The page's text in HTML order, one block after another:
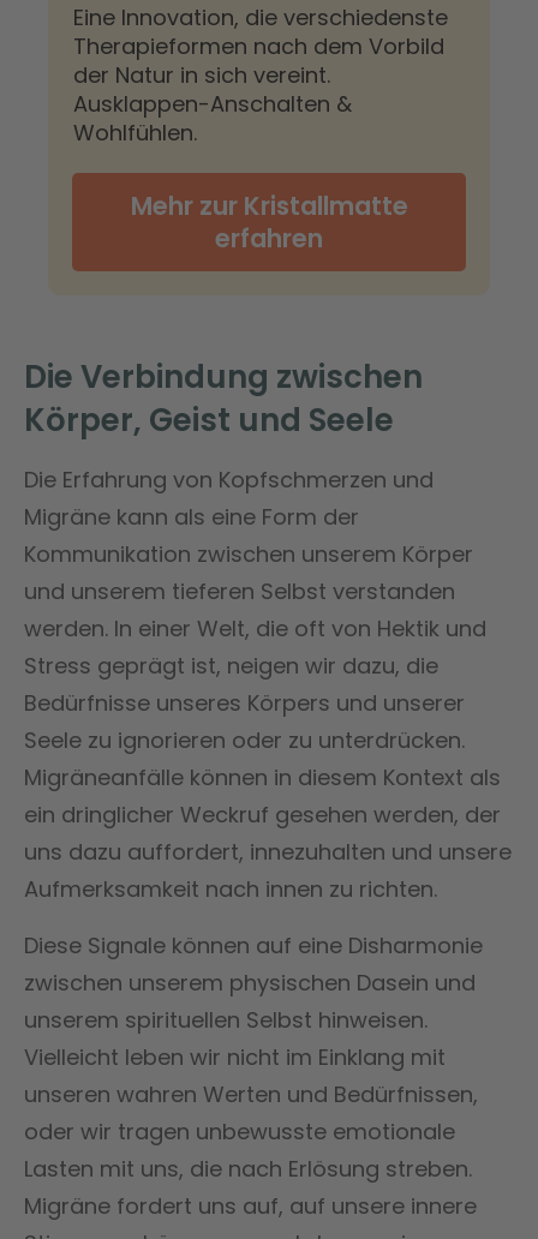
Eine Innovation, die verschiedenste
Therapieformen nach dem Vorbild
der Natur in sich vereint.
Ausklappen-Anschalten &
Wohlfühlen.
Mehr zur Kristallmatte
erfahren
Die Verbindung zwischen
Körper, Geist und Seele
Die Erfahrung von Kopfschmerzen und
Migräne kann als eine Form der
Kommunikation zwischen unserem Körper
und unserem tieferen Selbst verstanden
werden. In einer Welt, die oft von Hektik und
Stress geprägt ist, neigen wir dazu, die
Bedürfnisse unseres Körpers und unserer
Seele zu ignorieren oder zu unterdrücken.
Migräneanfälle können in diesem Kontext als
ein dringlicher Weckruf gesehen werden, der
uns dazu auffordert, innezuhalten und unsere
Aufmerksamkeit nach innen zu richten.
Diese Signale können auf eine Disharmonie
zwischen unserem physischen Dasein und
unserem spirituellen Selbst hinweisen.
Vielleicht leben wir nicht im Einklang mit
unseren wahren Werten und Bedürfnissen,
oder wir tragen unbewusste emotionale
Lasten mit uns, die nach Erlösung streben.
Migräne fordert uns auf, auf unsere innere